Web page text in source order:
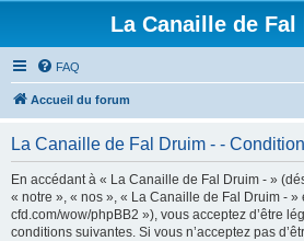
La Canaille de Fal
FAQ
Accueil du forum
La Canaille de Fal Druim - -
En accédant à « La Canaille de Fal Druim - »
« notre », « nos », « La Canaille de Fal Druim - »
cfd.com/wow/phpBB2 »), vous acceptez d’être
conditions suivantes. Si vous n’acceptez pas